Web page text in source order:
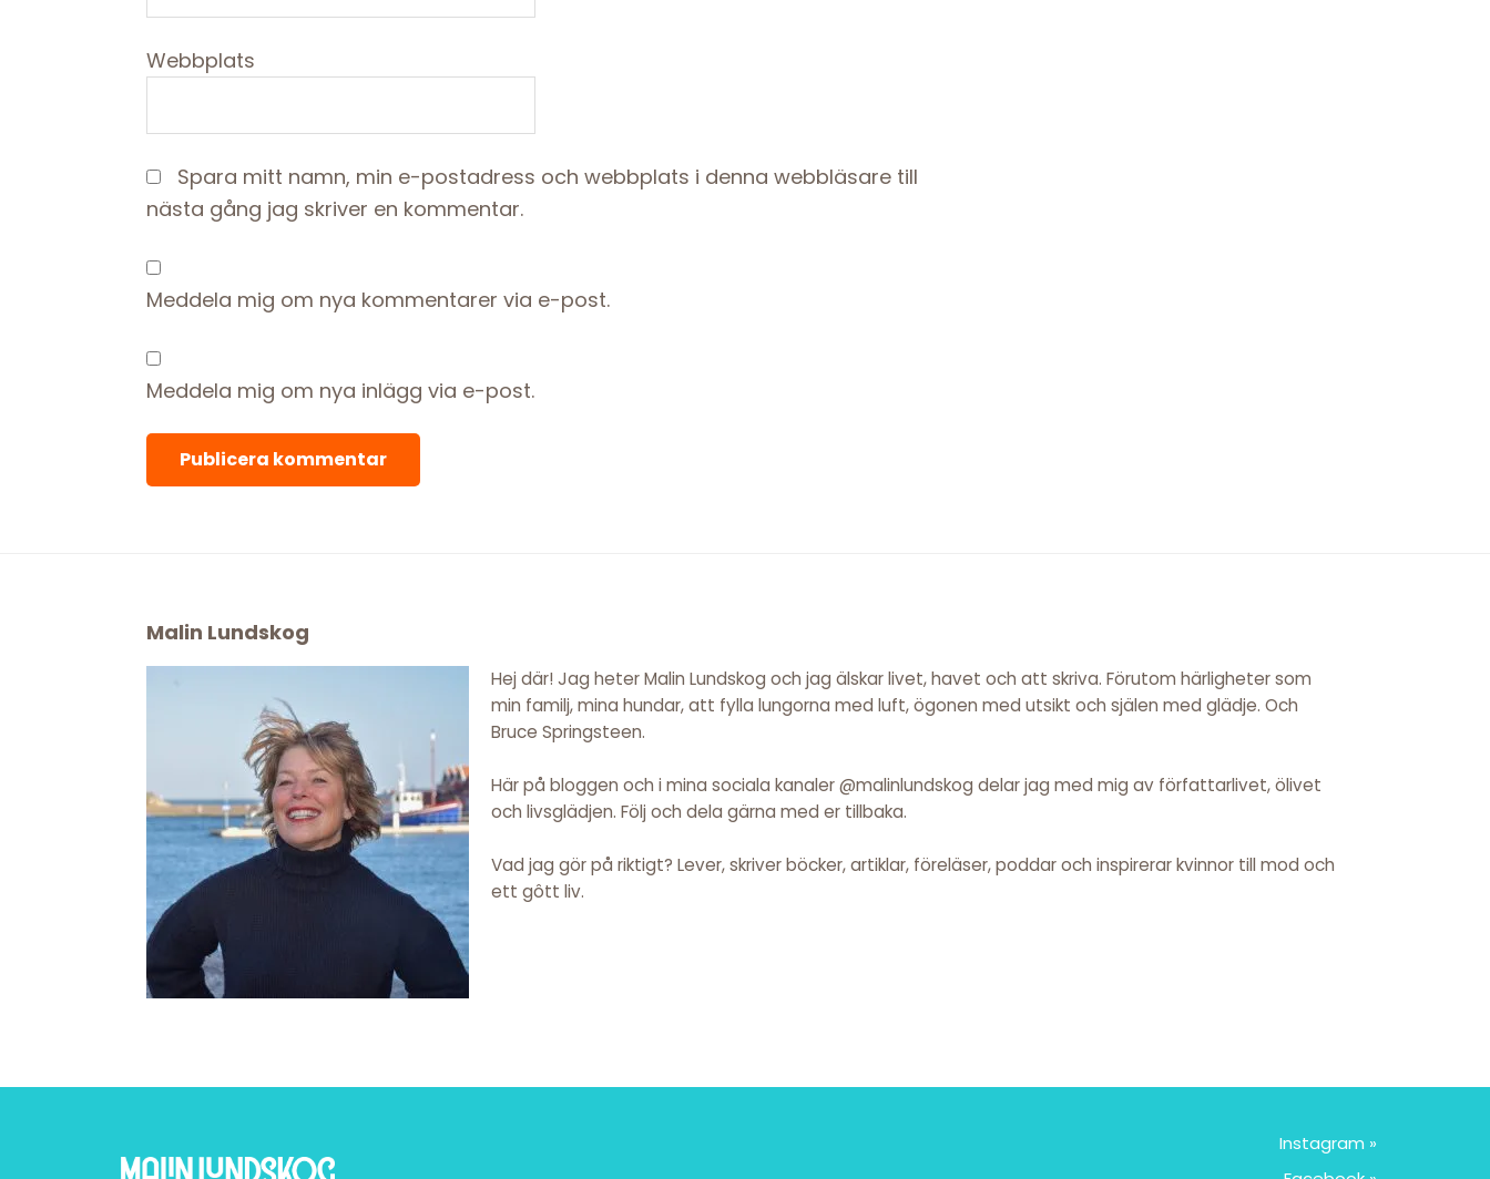
Webbplats
Spara mitt namn, min e-postadress och webbplats i denna webbläsare till
nästa gång jag skriver en kommentar.
Meddela mig om nya kommentarer via e-post.
Meddela mig om nya inlägg via e-post.
Malin Lundskog
Hej där! Jag heter Malin Lundskog och jag älskar livet, havet och att skriva. Förutom härligheter som
min familj, mina hundar, att fylla lungorna med luft, ögonen med utsikt och själen med glädje. Och
Bruce Springsteen.
Här på bloggen och i mina sociala kanaler @malinlundskog delar jag med mig av författarlivet, ölivet
och livsglädjen. Följ och dela gärna med er tillbaka.
Vad jag gör på riktigt? Lever, skriver böcker, artiklar, föreläser, poddar och inspirerar kvinnor till mod och
ett gôtt liv.
Instagram »